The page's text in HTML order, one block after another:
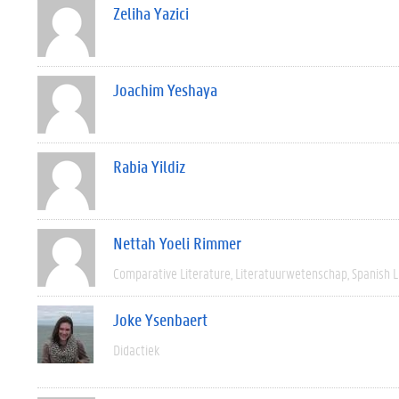
Zeliha Yazici
Joachim Yeshaya
Rabia Yildiz
Nettah Yoeli Rimmer
Comparative Literature Literatuurwetenschap Spanish
Joke Ysenbaert
Didactiek